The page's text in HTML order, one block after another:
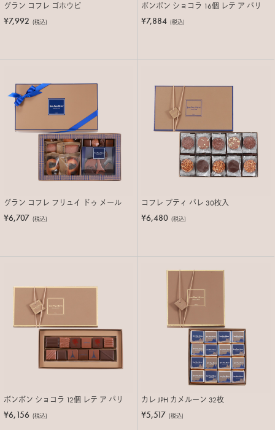
グラン コフレ ゴホウビ
¥7,992 (税込)
ボンボン ショコラ 16個 レテ ア パリ
¥7,884 (税込)
グラン コフレ フリュイ ドゥ メール
¥6,707 (税込)
コフレ プティ パレ 30枚入
¥6,480 (税込)
ボンボン ショコラ 12個 レテ ア パリ
¥6,156 (税込)
カレ JPH カメルーン 32枚
¥5,517 (税込)